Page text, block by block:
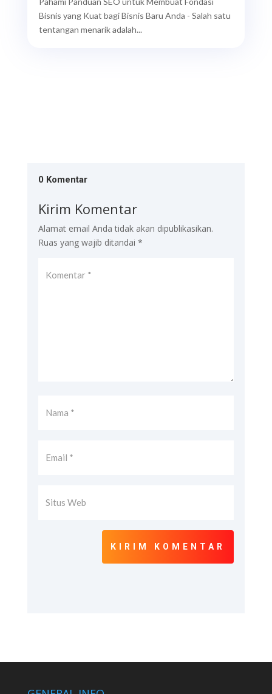
Bisnis yang Kuat bagi Bisnis Baru Anda - Salah satu
tentangan menarik adalah...
0 Komentar
Kirim Komentar
Alamat email Anda tidak akan dipublikasikan.
Ruas yang wajib ditandai *
KIRIM KOMENTAR